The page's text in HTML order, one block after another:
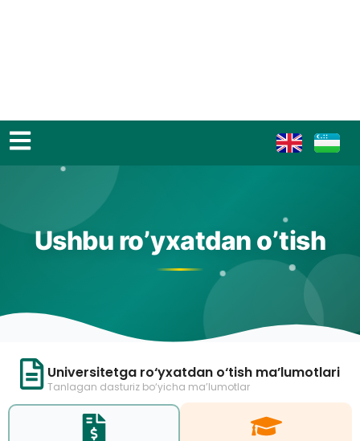
Ushbu ro’yxatdan o’tish
Universitetga ro‘yxatdan o‘tish ma’lumotlari
Tanlagan dasturiz bo‘yicha ma’lumotlar